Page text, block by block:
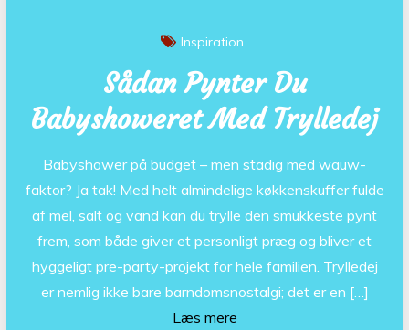
Inspiration
Sådan Pynter Du
Babyshoweret Med Trylledej
Babyshower på budget – men stadig med wauw-
faktor? Ja tak! Med helt almindelige køkkenskuffer fulde
af mel, salt og vand kan du trylle den smukkeste pynt
frem, som både giver et personligt præg og bliver et
hyggeligt pre-party-projekt for hele familien. Trylledej
er nemlig ikke bare barndomsnostalgi; det er en […]
Læs mere